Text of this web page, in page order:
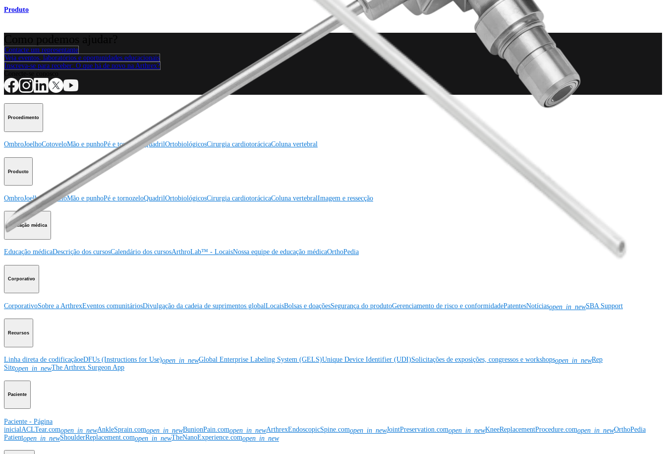
Produto
Contacte um representante
Veja eventos, laboratórios e oportunidades educacionais
Inscreva-se para receber: O que há de novo na Arthrex?
Procedimento
OmbroJoelhoCotoveloMão e punhoPé e tornozeloQuadrilOrtobiológicosCirurgia cardiotorácicaColuna vertebral
Producto
OmbroJoelhoCotoveloMão e punhoPé e tornozeloQuadrilOrtobiológicosCirurgia cardiotorácicaColuna vertebralImagem e ressecção
Educação médica
Educação médicaDescrição dos cursosCalendário dos cursosArthroLab™ - LocaisNossa equipe de educação médicaOrthoPedia
Corporativo
CorporativoSobre a ArthrexEventos comunitáriosDivulgação da cadeia de suprimentos globalLocaisBolsas e doaçõesSegurança do produtoGerenciamento de risco e conformidadePatentesNotíciasopen_in_newSBA Support
Recursos
Linha direta de codificaçãoeDFUs (Instructions for Use)open_in_newGlobal Enterprise Labeling System (GELS)Unique Device Identifier (UDI)Solicitações de exposições, congressos e workshopsopen_in_newRep
Siteopen_in_newThe Arthrex Surgeon App
Paciente
Paciente - Página
inicialACLTear.comopen_in_newAnkleSprain.comopen_in_newBunionPain.comopen_in_newArthrexEndoscopicSpine.comopen_in_newJointPreservation.comopen_in_newKneeReplacementProcedure.comopen_in_newOrthoPedia
Patientopen_in_newShoulderReplacement.comopen_in_newTheNanoExperience.comopen_in_new